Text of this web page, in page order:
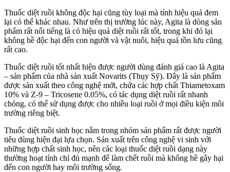
Thuốc diệt ruồi không độc hại cũng tùy loại mà tính hiệu quả đem
lại có thể khác nhau. Như trên thị trường lúc này, Agita là dòng sản
phẩm rất nổi tiếng là có hiệu quả diệt ruồi rất tốt, trong khi đó lại
không hề độc hại đến con người và vật nuôi, hiệu quả tồn lưu cũng
rất cao.
Thuốc diệt ruồi tốt nhất hiện được người dùng đánh giá cao là Agita
– sản phẩm của nhà sản xuất Novarits (Thụy Sỹ). Đây là sản phẩm
được sản xuất theo công nghệ mới, chứa các hợp chất Thiametoxam
10% và Z-9 – Tricosene 0.05%, có tác dụng diệt ruồi rất nhanh
chóng, có thể sử dụng được cho nhiều loại ruồi ở mọi điều kiện môi
trường riêng biệt.
Thuốc diệt ruồi sinh học nằm trong nhóm sản phẩm rất được người
tiêu dùng hiện đại lựa chọn. Sản xuất trên công nghệ vi sinh với
những hợp chất sinh học, nên các loại thuốc diệt ruồi dạng này
thường hoạt tính chỉ đủ mạnh để làm chết ruồi mà không hề gây hại
đến con người hay môi trường sống.